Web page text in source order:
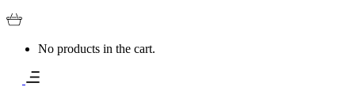
No products in the cart.